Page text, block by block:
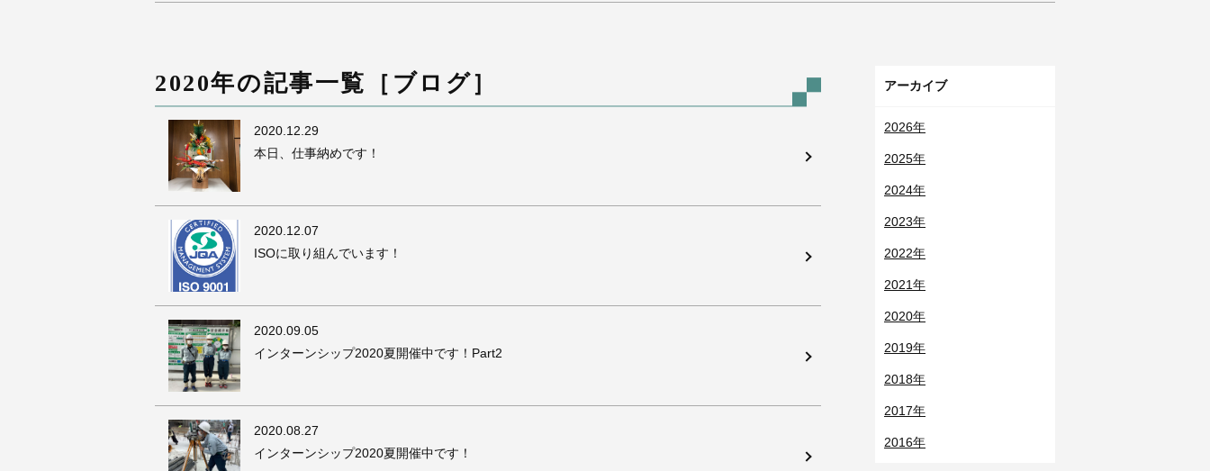
2020年の記事一覧［ブログ］
2020 .12.29
本日、仕事納めです！
2020 .12.07
ISOに取り組んでいます！
2020 .09.05
インターンシップ2020夏開催中です！Part2
2020 .08.27
インターンシップ2020夏開催中です！
アーカイブ
2026年
2025年
2024年
2023年
2022年
2021年
2020年
2019年
2018年
2017年
2016年